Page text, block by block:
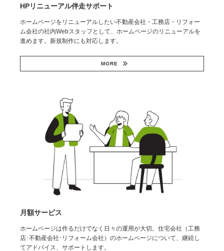
HPリニューアル伴走サポート
ホームページをリニューアルしたい不動産会社・工務店・リフォー
ム会社の社内Webスタッフとして、ホームページのリニューアルを
進めます。新規制作にも対応します。
MORE
月額サービス
ホームページは作るだけでなく日々の運用が大切。住宅会社（工務
店･不動産会社･リフォーム会社）のホームページについて、継続し
てアドバイス、サポートします。